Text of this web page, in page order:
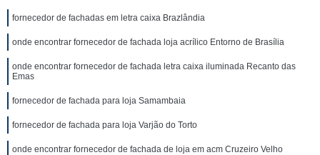
fornecedor de fachadas em letra caixa Brazlândia
onde encontrar fornecedor de fachada loja acrílico Entorno de Brasília
onde encontrar fornecedor de fachada letra caixa iluminada Recanto das
Emas
fornecedor de fachada para loja Samambaia
fornecedor de fachada para loja Varjão do Torto
onde encontrar fornecedor de fachada de loja em acm Cruzeiro Velho